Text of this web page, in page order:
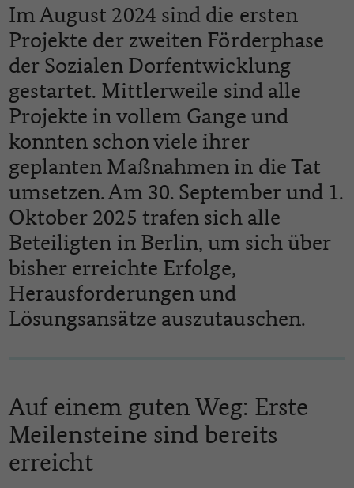
Im August 2024 sind die ersten
Projekte der zweiten Förderphase
der Sozialen Dorfentwicklung
gestartet. Mittlerweile sind alle
Projekte in vollem Gange und
konnten schon viele ihrer
geplanten Maßnahmen in die Tat
umsetzen. Am 30. September und 1.
Oktober 2025 trafen sich alle
Beteiligten in Berlin, um sich über
bisher erreichte Erfolge,
Herausforderungen und
Lösungsansätze auszutauschen.
Auf einem guten Weg: Erste
Meilensteine sind bereits
erreicht